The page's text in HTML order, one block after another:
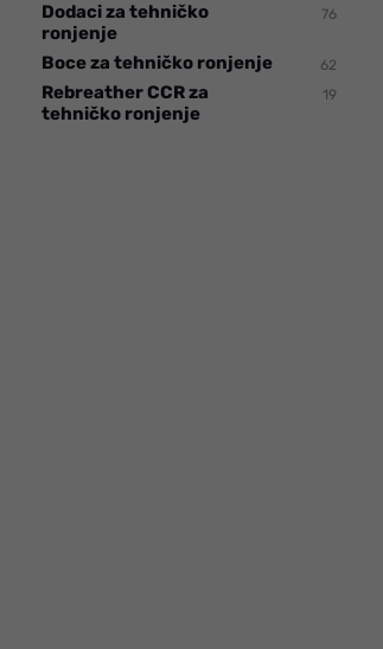
Dodaci za tehničko
ronjenje
76
Boce za tehničko ronjenje 62
Rebreather CCR za
tehničko ronjenje
19